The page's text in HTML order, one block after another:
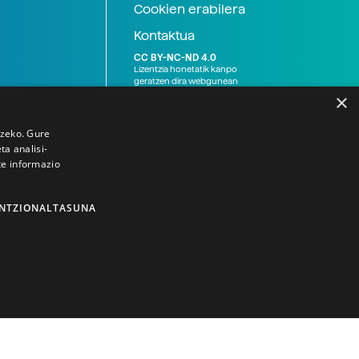
Cookien erabilera
Kontaktua
CC BY-NC-ND 4.0
Lizentzia honetatik kanpo
geratzen dira webgunean
×
Gure
analisi-
informazio